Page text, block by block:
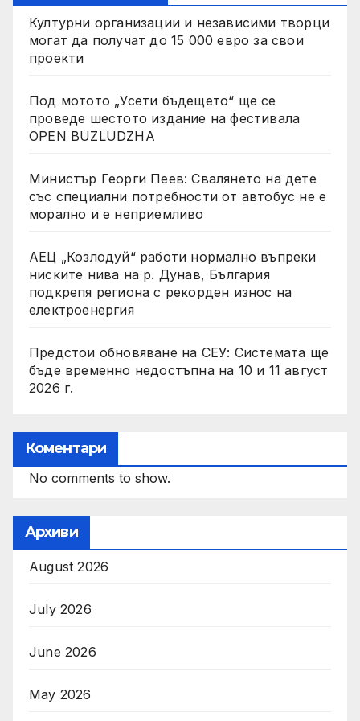
Културни организации и независими творци
могат да получат до 15 000 евро за свои
проекти
Под мотото „Усети бъдещето“ ще се
проведе шестото издание на фестивала
OPEN BUZLUDZHA
Министър Георги Пеев: Свалянето на дете
със специални потребности от автобус не е
морално и е неприемливо
АЕЦ „Козлодуй“ работи нормално въпреки
ниските нива на р. Дунав, България
подкрепя региона с рекорден износ на
електроенергия
Предстои обновяване на СЕУ: Системата ще
бъде временно недостъпна на 10 и 11 август
2026 г.
Коментари
No comments to show.
Архиви
August 2026
July 2026
June 2026
May 2026